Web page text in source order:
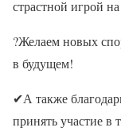
страстной игрой
?Желаем новых
в будущем!
✔А также
принять участие в